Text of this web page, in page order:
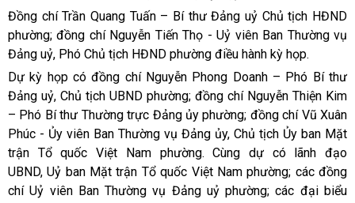
Đồng chí Trần Quang Tuấn – Bí thư Đảng uỷ Chủ tịch HĐND
phường; đồng chí Nguyễn Tiến Thọ - Uỷ viên Ban Thường vụ
Đảng uỷ, Phó Chủ tịch HĐND phường điều hành kỳ họp.
Dự kỳ họp có đồng chí Nguyễn Phong Doanh – Phó Bí thư
Đảng uỷ, Chủ tịch UBND phường; đồng chí Nguyễn Thiện Kim
– Phó Bí thư Thường trực Đảng ủy phường; đồng chí Vũ Xuân
Phúc - Ủy viên Ban Thường vụ Đảng ủy, Chủ tịch Ủy ban Mặt
trận Tổ quốc Việt Nam phường. Cùng dự có lãnh đạo
UBND, Uỷ ban Mặt trận Tổ quốc Việt Nam phường; các đồng
chí Uỷ viên Ban Thường vụ Đảng uỷ phường; các đại biểu